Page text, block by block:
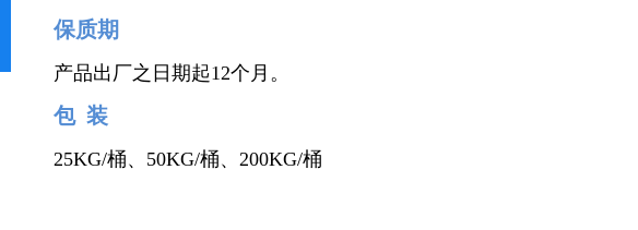
保质期
产品出厂之日期起12个月。
包 装
25KG/桶、50KG/桶、200KG/桶